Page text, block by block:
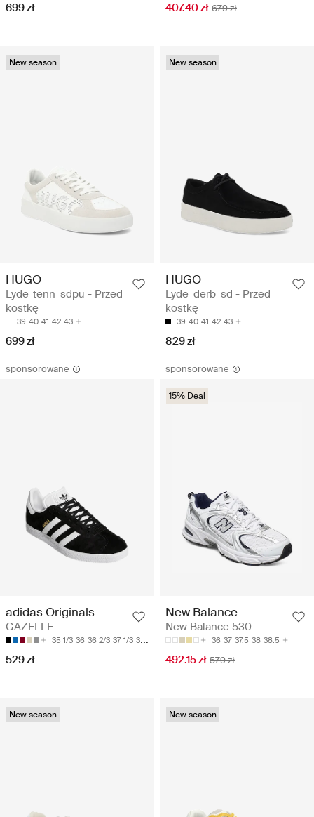
699 zł 407.40 zł 679 zł
New season
HUGO
Lyde_tenn_sdpu - Przed
kostkę
39 40 41 42 43
699 zł
New season
HUGO
Lyde_derb_sd - Przed
kostkę
39 40 41 42 43
829 zł
sponsorowane
adidas Originals
GAZELLE
35 1/3 36 36 2/3 37 1/3 38
529 zł
sponsorowane
15% Deal
New Balance
New Balance 530
36 37 37.5 38 38.5
492.15 zł 579 zł
New season New season